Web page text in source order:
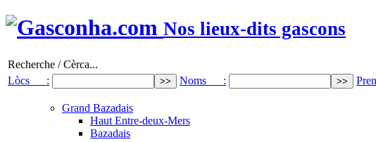
Nos lieux-dits gascons
Recherche / Cèrca...
Lòcs :
Noms :
Grand Bazadais
Haut Entre-deux-Mers
Bazadais